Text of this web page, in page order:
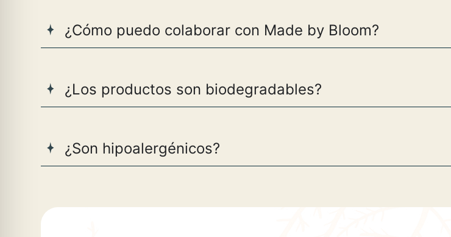
¿Cómo puedo colaborar con Made by Bloom?
¿Los productos son biodegradables?
¿Son hipoalergénicos?